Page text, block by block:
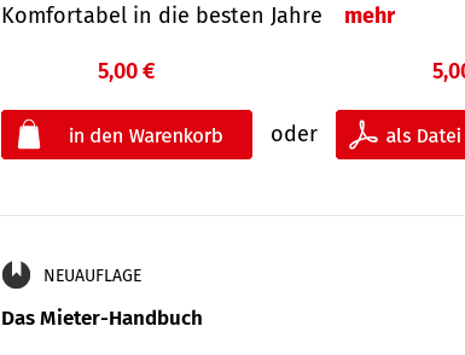
Komfortabel in die besten Jahre mehr
5,00 €
oder
NEUAUFLAGE
Das Mieter-Handbuch